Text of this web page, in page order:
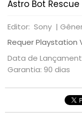
VR - REALIDADE
RPG
TIRO: 1ª PESSOA: FPS
Astro Bot Rescue
Editor: Sony |
Requer Playstation
Data de
Garantia: 90 dias